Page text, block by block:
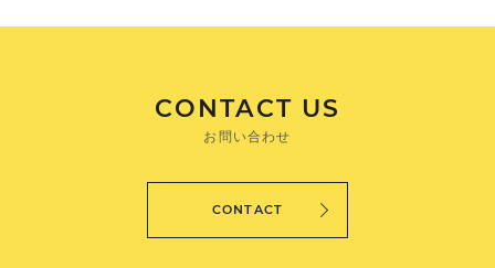
CONTACT US
お問い合わせ
CONTACT